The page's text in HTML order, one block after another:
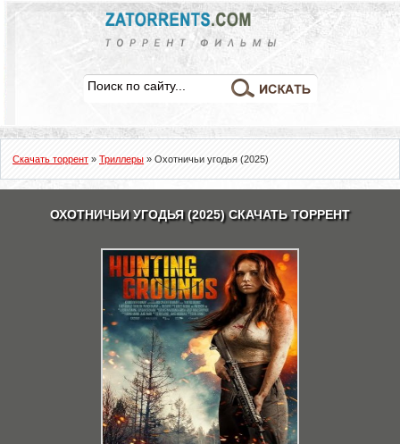
Скачать торрент » Триллеры » Охотничьи угодья (2025)
ОХОТНИЧЬИ УГОДЬЯ (2025) СКАЧАТЬ ТОРРЕНТ